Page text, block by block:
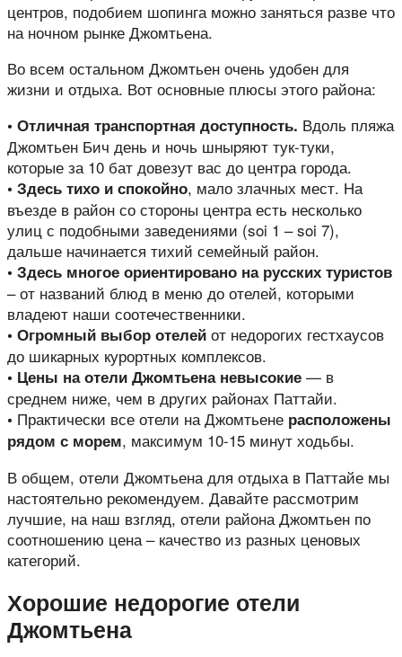
центров, подобием шопинга можно заняться разве что
на ночном рынке Джомтьена.
Во всем остальном Джомтьен очень удобен для
жизни и отдыха. Вот основные плюсы этого района:
• Отличная транспортная доступность. Вдоль пляжа
Джомтьен Бич день и ночь шныряют тук-туки,
которые за 10 бат довезут вас до центра города.
• Здесь тихо и спокойно, мало злачных мест. На
въезде в район со стороны центра есть несколько
улиц с подобными заведениями (soi 1 – soi 7),
дальше начинается тихий семейный район.
• Здесь многое ориентировано на русских туристов
– от названий блюд в меню до отелей, которыми
владеют наши соотечественники.
• Огромный выбор отелей от недорогих гестхаусов
до шикарных курортных комплексов.
• Цены на отели Джомтьена невысокие — в
среднем ниже, чем в других районах Паттайи.
• Практически все отели на Джомтьене расположены
рядом с морем, максимум 10-15 минут ходьбы.
В общем, отели Джомтьена для отдыха в Паттайе мы
настоятельно рекомендуем. Давайте рассмотрим
лучшие, на наш взгляд, отели района Джомтьен по
соотношению цена – качество из разных ценовых
категорий.
Хорошие недорогие отели
Джомтьена